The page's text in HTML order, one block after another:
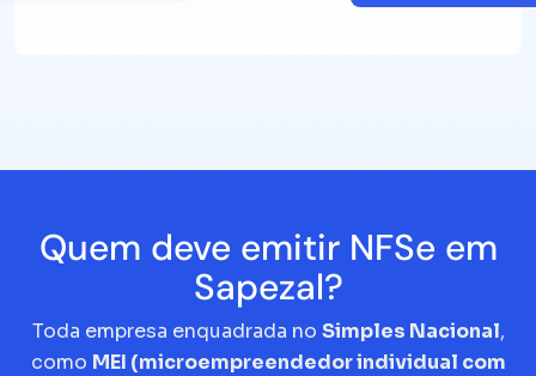
Quem deve emitir NFSe em
Sapezal?
Toda empresa enquadrada no Simples Nacional,
como MEI (microempreendedor individual com